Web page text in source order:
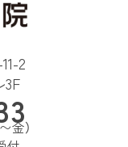
2
金）